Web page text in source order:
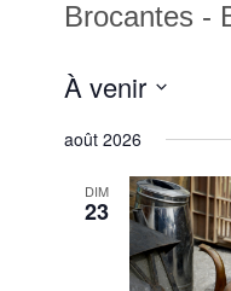
Brocantes -
À venir
une
août 2026
DIM
23